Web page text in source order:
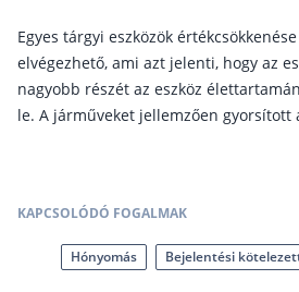
Egészségbiztosítás
Egészségbiztosítás
forintot
Egészségbiztosítás
Egyes tárgyi eszközök
elvégezhető, ami azt jelenti, hogy az
nagyobb részét az eszköz
le. A járműveket jellemzően gyorsított
KAPCSOLÓDÓ FOGALMAK
Hónyomás Bejelentési